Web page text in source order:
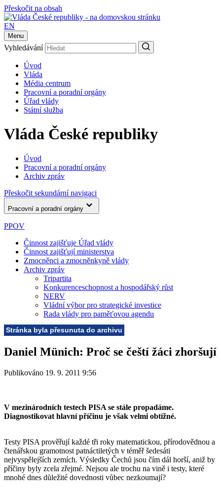
Přeskočit na obsah
EN
Menu
Vyhledávání
Úvod
Vláda
Média centrum
Pracovní a poradní orgány
Úřad vlády
Státní služba
Vláda České republiky
Úvod
Pracovní a poradní orgány
Archiv zpráv
Přeskočit sekundární navigaci
Pracovní a poradní orgány
PPOV
Činnost zajišťuje Úřad vlády
Činnost zajišťují ministerstva
Zmocněnci a zmocněnkyně vlády
Archiv zpráv
Tripartita
Konkurenceschopnost a hospodářský růst
NERV
Vládní výbor pro strategické investice
Rada vlády pro paměťovou agendu
Stránka byla přesunuta do archivu
Daniel Münich: Proč se čeští žáci zhoršují
Publikováno 19. 9. 2011 9:56
V mezinárodních testech PISA se stále propadáme.
Diagnostikovat hlavní příčinu je však velmi obtížné.
Testy PISA prověřují každé tři roky matematickou, přírodovědnou a
čtenářskou gramotnost patnáctiletých v téměř šedesáti
nejvyspělejších zemích. Výsledky Čechů jsou čím dál horší, aniž by
příčiny byly zcela zřejmé. Nejsou ale trochu na vině i testy, které
mnohé dnes důležité dovednosti vůbec nezkoumají?